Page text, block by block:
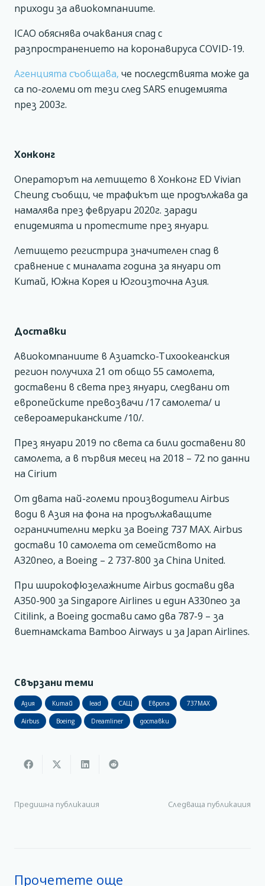
приходи за авиокомпаниите.
ICAO обяснява очаквания спад с
разпространението на коронавируса COVID-19.
Агенцията съобщава, че последствията може да
са по-големи от тези след SARS епидемията
през 2003г.
Хонконг
Операторът на летището в Хонконг ED Vivian
Cheung съобщи, че трафикът ще продължава да
намалява през февруари 2020г. заради
епидемията и протестите през януари.
Летището регистрира значителен спад в
сравнение с миналата година за януари от
Китай, Южна Корея и Югоизточна Азия.
Доставки
Авиокомпаниите в Азиатско-Тихоокеанския
регион получиха 21 от общо 55 самолета,
доставени в света през януари, следвани от
европейските превозвачи /17 самолета/ и
североамериканските /10/.
През януари 2019 по света са били доставени 80
самолета, а в първия месец на 2018 – 72 по данни
на Cirium
От двата най-големи производители Airbus
води в Азия на фона на продължаващите
ограничителни мерки за Boeing 737 MAX. Airbus
достави 10 самолета от семейството на
А320neo, а Boeing – 2 737-800 за China United.
При широкофюзелажните Airbus достави два
А350-900 за Singapore Airlines и един А330neo за
Citilink, а Boeing достави само два 787-9 – за
виетнамската Bamboo Airways и за Japan Airlines.
Свързани теми
Азия Китай lead САЩ Европа 737MAX
Airbus Boeing Dreamliner доставки
Предишна публикация Следваща публикация
Прочетете още